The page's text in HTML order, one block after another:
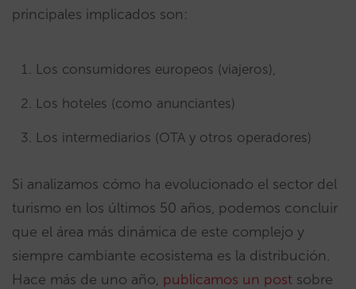
principales implicados son:
Los consumidores europeos (viajeros),
Los hoteles (como anunciantes)
Los intermediarios (OTA y otros operadores)
Si analizamos cómo ha evolucionado el sector del
turismo en los últimos 50 años, podemos concluir
que el área más dinámica de este complejo y
siempre cambiante ecosistema es la distribución.
Hace más de uno año, publicamos un post sobre